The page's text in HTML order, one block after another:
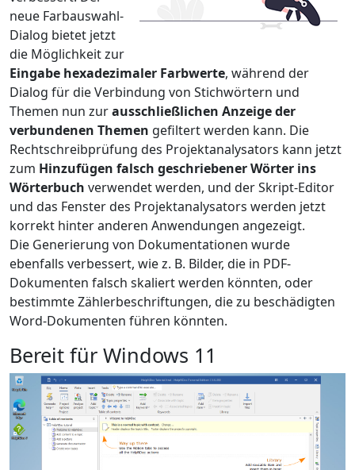
neue Farbauswahl-
Dialog bietet jetzt
die Möglichkeit zur
Eingabe hexadezimaler Farbwerte, während der
Dialog für die Verbindung von Stichwörtern und
Themen nun zurausschließlichen Anzeige der
verbundenen Themen gefiltert werden kann. Die
Rechtschreibprüfung des Projektanalysators kann jetzt
zum Hinzufügen falsch geschriebener Wörter ins
Wörterbuch verwendet werden, und der Skript-Editor
und das Fenster des Projektanalysators werden jetzt
korrekt hinter anderen Anwendungen angezeigt.
Die Generierung von Dokumentationen wurde
ebenfalls verbessert, wie z. B. Bilder, die in PDF-
Dokumenten falsch skaliert werden könnten, oder
bestimmte Zählerbeschriftungen, die zu beschädigten
Word-Dokumenten führen könnten.
Bereit für Windows 11